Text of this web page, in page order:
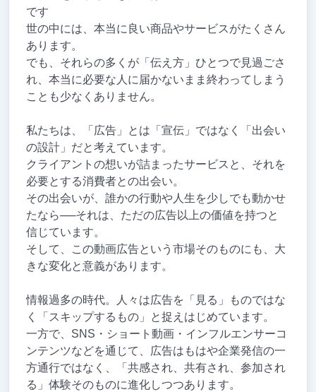
です
世の中には、本当に良い商品やサービスがたくさん
あります。
でも、それらの多くが「伝え方」ひとつで見過ごさ
れ、本当に必要な人に届かないまま終わってしまう
ことも少なくありません。
私たちは、「広告」とは「宣伝」ではなく「出会い
の設計」だと考えています。
クライアントの想いが詰まったサービスと、それを
必要とする消費者との出会い。
その出会いが、誰かの行動や人生を少しでも動かせ
たなら──それは、ただの広告以上の価値を持つと
信じています。
そして、この動画広告という市場そのものにも、大
きな変化と意義があります。
情報過多の時代。人々は広告を「見る」ものではな
く「スキップするもの」と捉えはじめています。
一方で、SNS・ショート動画・インフルエンサーコ
ンテンツなどを通じて、広告はもはや企業発信の一
方通行ではなく、「共感され、共有され、参加され
る」体験そのものに進化しつつあります。